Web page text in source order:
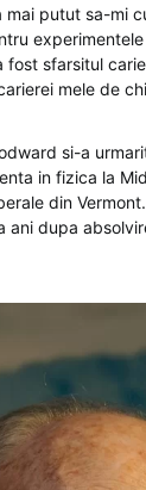
mai putut sa-mi
experimentele
fost sfarsitul
mele de
si-a
in fizica la
din
ani dupa